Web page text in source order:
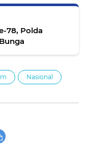
78, Polda
Nasional